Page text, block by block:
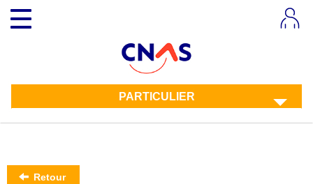
contenu
principal
Toggle
navigation
PARTICULIER
Retour